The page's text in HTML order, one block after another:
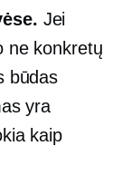
Jei
ne konkretų
būdas
yra
kaip